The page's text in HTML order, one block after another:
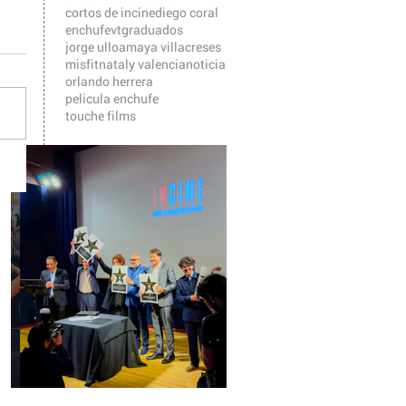
cortos de incinediego coral
enchufevtgraduados
jorge ulloamaya villacreses
misfitnataly valencianoticia
orlando herrera
pelicula enchufe
touche films